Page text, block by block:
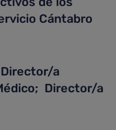
Cántabro
Director/a
Director/a